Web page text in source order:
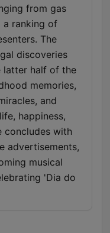
from gas
a ranking of
The
discoveries
latter half of the
memories,
and
happiness,
concludes with
advertisements,
musical
'Dia do